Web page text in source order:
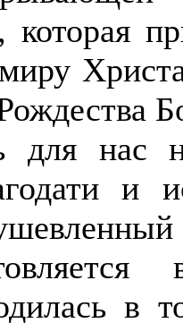
которая
для нас
и
в